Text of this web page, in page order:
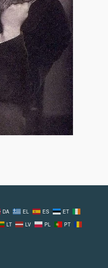
DA EL ES
ET
LT LV PL
PT